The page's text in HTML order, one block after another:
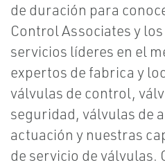
de duración para
Control Associates y
servicios líderes en el
expertos de fabrica y
válvulas de control,
seguridad, válvulas de
actuación y nuestras
de servicio de válvulas.